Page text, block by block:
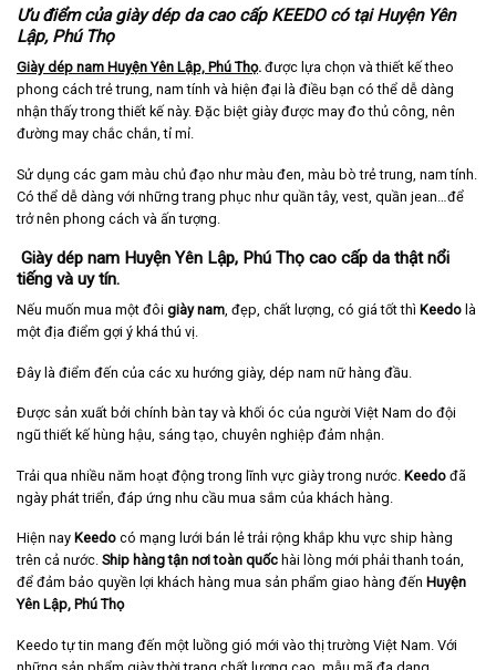
Ưu điểm của giày dép da cao cấp KEEDO có tại Huyện Yên
Lập, Phú Thọ
Giày dép nam Huyện Yên Lập, Phú Thọ. được lựa chọn và thiết kế theo
phong cách trẻ trung, nam tính và hiện đại là điều bạn có thể dễ dàng
nhận thấy trong thiết kế này. Đặc biệt giày được may đo thủ công, nên
đường may chắc chắn, tỉ mỉ.
Sử dụng các gam màu chủ đạo như màu đen, màu bò trẻ trung, nam tính.
Có thể dễ dàng với những trang phục như quần tây, vest, quần jean…để
trở nên phong cách và ấn tượng.
Giày dép nam Huyện Yên Lập, Phú Thọ cao cấp da thật nổi
tiếng và uy tín.
Nếu muốn mua một đôi giày nam , đẹp, chất lượng, có giá tốt thì Keedo là
một địa điểm gợi ý khá thú vị.
Đây là điểm đến của các xu hướng giày, dép nam nữ hàng đầu.
Được sản xuất bởi chính bàn tay và khối óc của người Việt Nam do đội
ngũ thiết kế hùng hậu, sáng tạo, chuyên nghiệp đảm nhận.
Trải qua nhiều năm hoạt động trong lĩnh vực giày trong nước. Keedo đã
ngày phát triển, đáp ứng nhu cầu mua sắm của khách hàng.
Hiện nay Keedo có mạng lưới bán lẻ trải rộng khắp khu vực ship hàng
trên cả nước. Ship hàng tận nơi toàn quốc hài lòng mới phải thanh toán,
để đảm bảo quyền lợi khách hàng mua sản phẩm giao hàng đến Huyện
Yên Lập, Phú Thọ
Keedo tự tin mang đến một luồng gió mới vào thị trường Việt Nam. Với